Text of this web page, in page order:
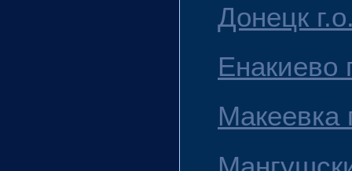
Донецк
Енакиево
Макеевка